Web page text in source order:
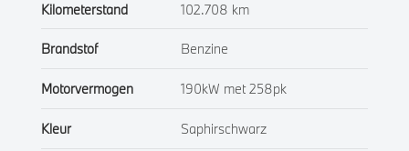
Kilometerstand 102.708 km
Brandstof Benzine
Motorvermogen 190kW met 258pk
Kleur Saphirschwarz